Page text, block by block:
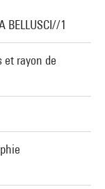
BELLUSCI//1
et rayon de